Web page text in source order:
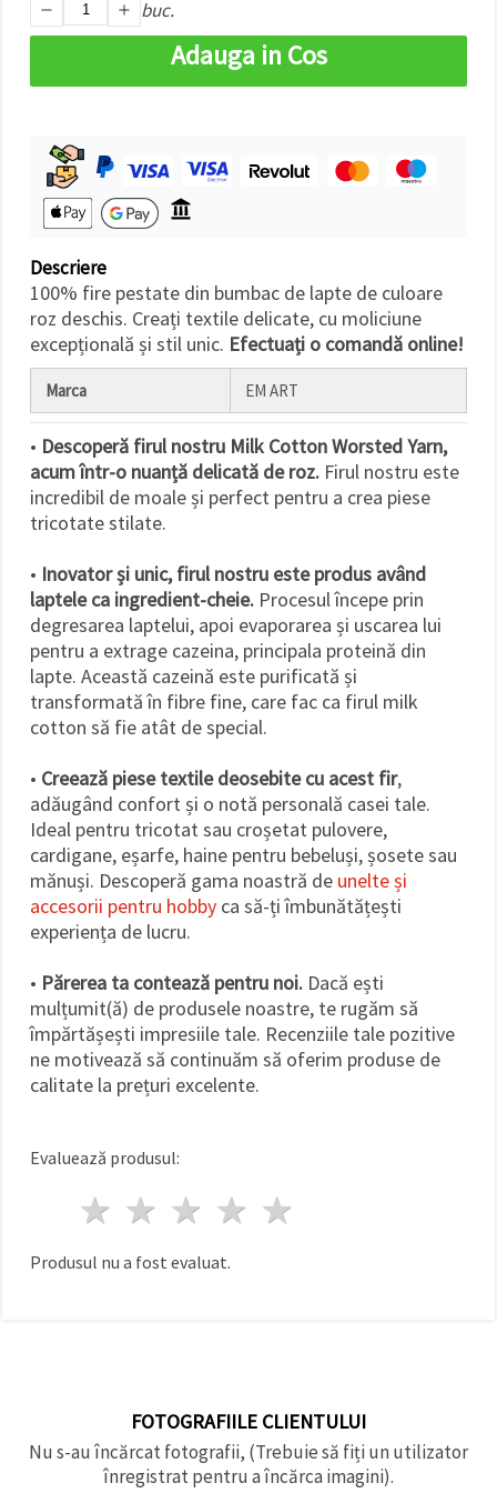
făcând clic
pe butonul
"Salvați"
Setări
buc.
Adauga in Cos
Descriere
100% fire pestate din bumbac de lapte de culoare
roz deschis. Creați textile delicate, cu moliciune
excepțională și stil unic. Efectuați o comandă online!
Marca EM ART
• Descoperă firul nostru Milk Cotton Worsted Yarn,
acum într-o nuanță delicată de roz. Firul nostru este
incredibil de moale și perfect pentru a crea piese
tricotate stilate.
• Inovator și unic, firul nostru este produs având
laptele ca ingredient-cheie. Procesul începe prin
degresarea laptelui, apoi evaporarea și uscarea lui
pentru a extrage cazeina, principala proteină din
lapte. Această cazeină este purificată și
transformată în fibre fine, care fac ca firul milk
cotton să fie atât de special.
• Creează piese textile deosebite cu acest fir,
adăugând confort și o notă personală casei tale.
Ideal pentru tricotat sau croșetat pulovere,
cardigane, eșarfe, haine pentru bebeluși, șosete sau
mănuși. Descoperă gama noastră de unelte și
accesorii pentru hobby ca să-ți îmbunătățești
experiența de lucru.
• Părerea ta contează pentru noi. Dacă ești
mulțumit(ă) de produsele noastre, te rugăm să
împărtășești impresiile tale. Recenziile tale pozitive
ne motivează să continuăm să oferim produse de
calitate la prețuri excelente.
Evaluează produsul:
4 stele
3 stele
2 stele
1 stea
Produsul nu a fost evaluat.
FOTOGRAFIILE CLIENTULUI
Nu s-au încărcat fotografii, (Trebuie să fiți un utilizator
înregistrat pentru a încărca imagini).